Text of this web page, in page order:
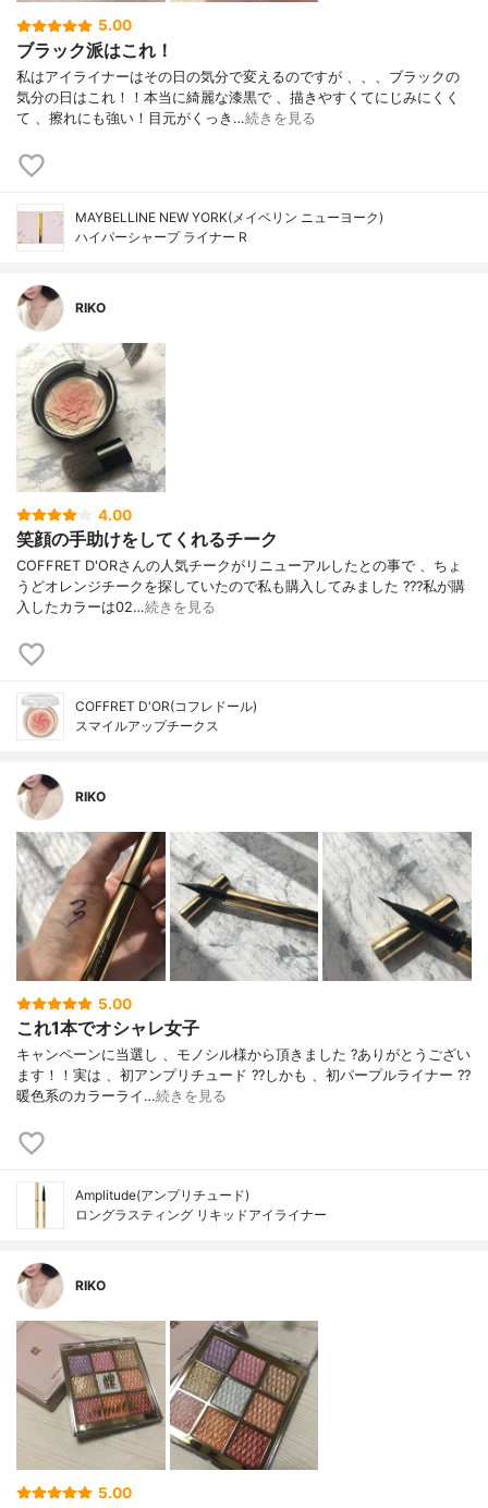
5.00
ブラック派はこれ！
私はアイライナーはその日の気分で変えるのですが 、、、ブラックの
気分の日はこれ！！本当に綺麗な漆黒で 、描きやすくてにじみにくく
て 、擦れにも強い！目元がくっき…続きを見る
MAYBELLINE NEW YORK(メイベリン ニューヨーク)
ハイパーシャープ ライナー R
RIKO
4.00
笑顔の手助けをしてくれるチーク
COFFRET D'ORさんの人気チークがリニューアルしたとの事で 、ちょ
うどオレンジチークを探していたので私も購入してみました ???私が購
入したカラーは02…続きを見る
COFFRET D'OR(コフレドール)
スマイルアップチークス
RIKO
5.00
これ1本でオシャレ女子
キャンペーンに当選し 、モノシル様から頂きました ?ありがとうござい
ます！！実は 、初アンプリチュード ??しかも 、初パープルライナー ??
暖色系のカラーライ…続きを見る
Amplitude(アンプリチュード)
ロングラスティング リキッドアイライナー
RIKO
5.00